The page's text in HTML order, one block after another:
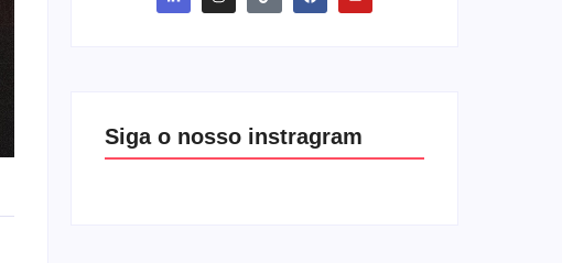
Siga o nosso instragram